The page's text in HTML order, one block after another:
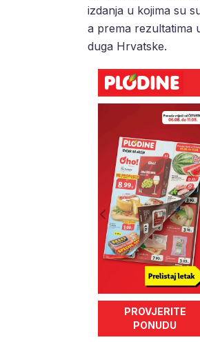
izdanja u kojima su
a prema rezultatima
duga Hrvatske.
PROVJERITE
PONUDU